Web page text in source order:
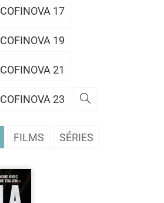
COFINOVA 17
COFINOVA 19
COFINOVA 21
COFINOVA 23
FILMS SÉRIES